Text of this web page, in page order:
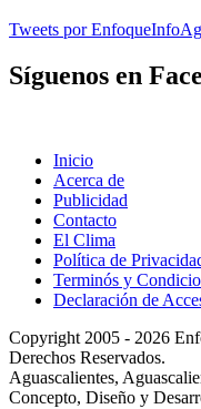
Tweets por
Síguenos en
Inicio
Acerca de
Publicidad
Contacto
El Clima
Política de
Terminós y
Declaración de
Copyright 2005 - 2026
Derechos Reservados.
Aguascalientes,
Concepto, Diseño y